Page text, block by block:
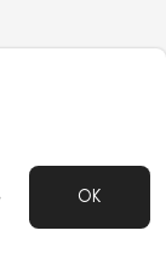
に
要
OK